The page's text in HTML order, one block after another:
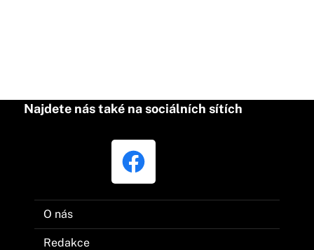
Najdete nás také na sociálních sítích
O nás
Redakce